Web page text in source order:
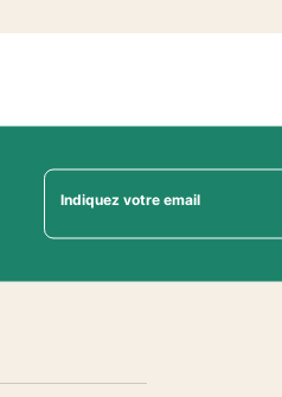
Indiquez votre email